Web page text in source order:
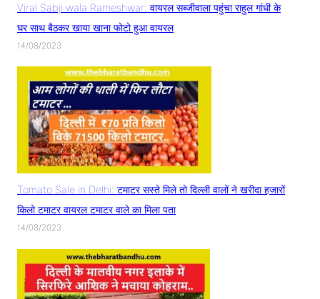
Viral Sabji wala Rameshwar: वायरल सब्जीवाला पहुंचा राहुल गांधी के
घर साथ बैठकर खाया खाना फोटो हुआ वायरल
14/08/2023
Tomato Sale in Delhi: टमाटर सस्ते मिले तो दिल्ली वालों ने खरीदा हजारों
किलो टमाटर वायरल टमाटर वाले का मिला पता
14/08/2023